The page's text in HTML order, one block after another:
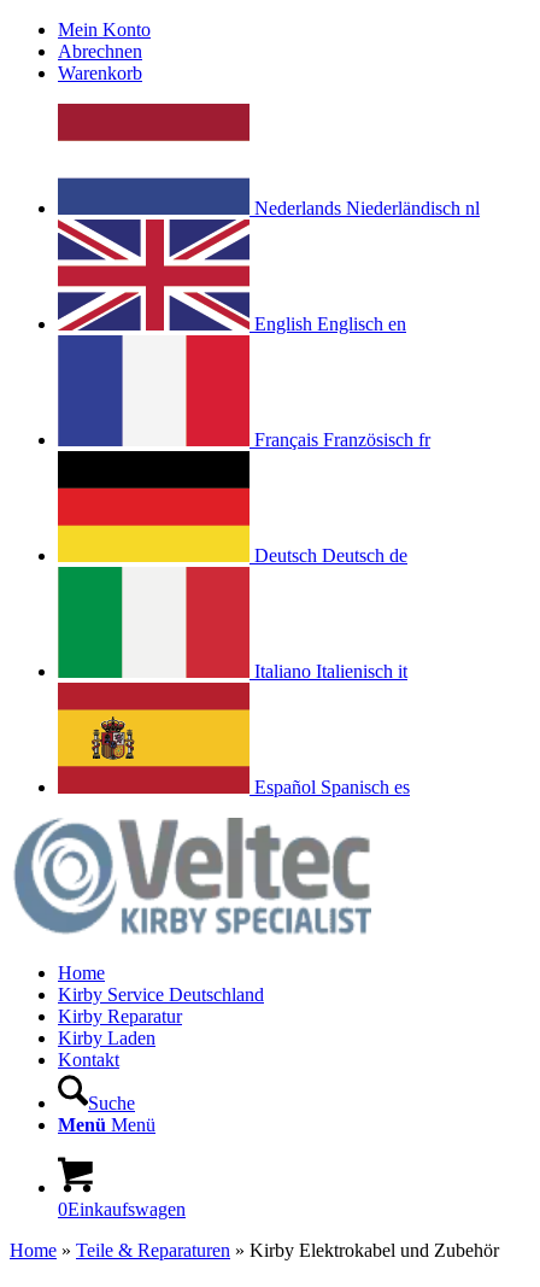
Mein Konto
Abrechnen
Warenkorb
Nederlands Niederländisch nl
English Englisch en
Français Französisch fr
Deutsch Deutsch de
Italiano Italienisch it
Español Spanisch es
Home
Kirby Service Deutschland
Kirby Reparatur
Kirby Laden
Kontakt
Suche
Menü Menü
0Einkaufswagen
Home » Teile & Reparaturen » Kirby Elektrokabel und Zubehör